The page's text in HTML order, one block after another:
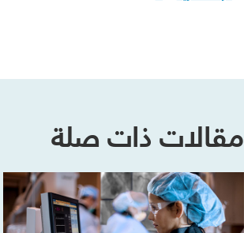
مقالات ذات صلة